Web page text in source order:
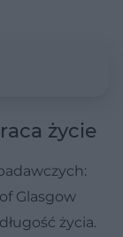
życie
Glasgow
życia.